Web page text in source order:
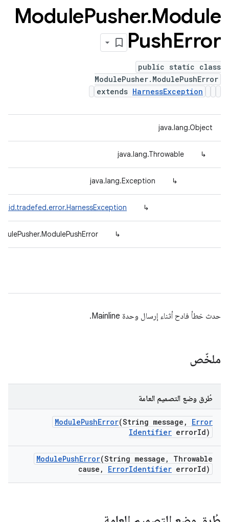
ModulePusher.Module
PushError
public static class
ModulePusher.ModulePushError
extends HarnessException
java.lang.Object
↳
java.lang.Throwable
↳
java.lang.Exception
↳
↳
حدث خطأ فادح أثناء إرسال وحدة Mainline.
ملخّص
طُرق وضع التصميم العامة
ModulePushError(String message ,
Error
Identifier errorId)
ModulePushError(String message ,
Throwable
cause , ErrorIdentifier errorId)